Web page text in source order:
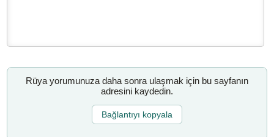
Rüya yorumunuza daha sonra ulaşmak için bu sayfanın
adresini kaydedin.
Bağlantıyı kopyala